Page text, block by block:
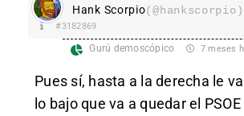
Hank Scorpio(@hankscorpio)
#3182869
Gurú demoscópico 7 meses
Pues sí, hasta a la derecha le
lo bajo que va a quedar el